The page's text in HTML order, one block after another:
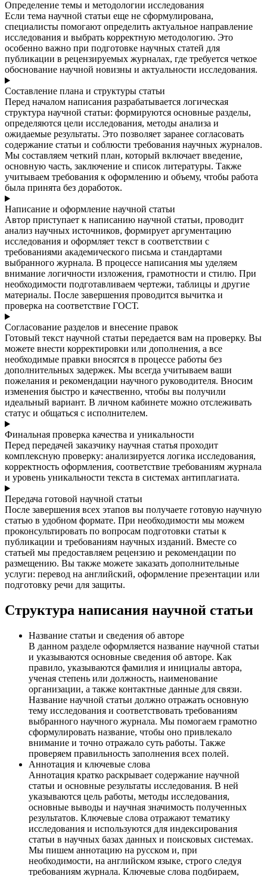
Определение темы и методологии исследования
Если тема научной статьи еще не сформулирована,
специалисты помогают определить актуальное направление
исследования и выбрать корректную методологию. Это
особенно важно при подготовке научных статей для
публикации в рецензируемых журналах, где требуется четкое
обоснование научной новизны и актуальности исследования.
Составление плана и структуры статьи
Перед началом написания разрабатывается логическая
структура научной статьи: формируются основные разделы,
определяются цели исследования, методы анализа и
ожидаемые результаты. Это позволяет заранее согласовать
содержание статьи и соблюсти требования научных журналов.
Мы составляем четкий план, который включает введение,
основную часть, заключение и список литературы. Также
учитываем требования к оформлению и объему, чтобы работа
была принята без доработок.
Написание и оформление научной статьи
Автор приступает к написанию научной статьи, проводит
анализ научных источников, формирует аргументацию
исследования и оформляет текст в соответствии с
требованиями академического письма и стандартами
выбранного журнала. В процессе написания мы уделяем
внимание логичности изложения, грамотности и стилю. При
необходимости подготавливаем чертежи, таблицы и другие
материалы. После завершения проводится вычитка и
проверка на соответствие ГОСТ.
Согласование разделов и внесение правок
Готовый текст научной статьи передается вам на проверку. Вы
можете внести корректировки или дополнения, а все
необходимые правки вносятся в процессе работы без
дополнительных задержек. Мы всегда учитываем ваши
пожелания и рекомендации научного руководителя. Вносим
изменения быстро и качественно, чтобы вы получили
идеальный вариант. В личном кабинете можно отслеживать
статус и общаться с исполнителем.
Финальная проверка качества и уникальности
Перед передачей заказчику научная статья проходит
комплексную проверку: анализируется логика исследования,
корректность оформления, соответствие требованиям журнала
и уровень уникальности текста в системах антиплагиата.
Передача готовой научной статьи
После завершения всех этапов вы получаете готовую научную
статью в удобном формате. При необходимости мы можем
проконсультировать по вопросам подготовки статьи к
публикации и требованиям научных изданий. Вместе со
статьей мы предоставляем рецензию и рекомендации по
размещению. Вы также можете заказать дополнительные
услуги: перевод на английский, оформление презентации или
подготовку речи для защиты.
Структура написания научной статьи
Название статьи и сведения об авторе
В данном разделе оформляется название научной статьи
и указываются основные сведения об авторе. Как
правило, указываются фамилия и инициалы автора,
ученая степень или должность, наименование
организации, а также контактные данные для связи.
Название научной статьи должно отражать основную
тему исследования и соответствовать требованиям
выбранного научного журнала. Мы помогаем грамотно
сформулировать название, чтобы оно привлекало
внимание и точно отражало суть работы. Также
проверяем правильность заполнения всех полей.
Аннотация и ключевые слова
Аннотация кратко раскрывает содержание научной
статьи и основные результаты исследования. В ней
указываются цель работы, методы исследования,
основные выводы и научная значимость полученных
результатов. Ключевые слова отражают тематику
исследования и используются для индексирования
статьи в научных базах данных и поисковых системах.
Мы пишем аннотацию на русском и, при
необходимости, на английском языке, строго следуя
требованиям журнала. Ключевые слова подбираем,